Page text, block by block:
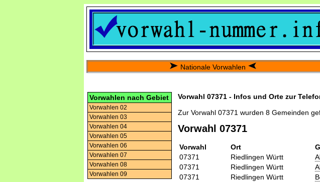
Nationale Vorwahlen
Vorwahlen nach Gebiet
Vorwahlen 02
Vorwahlen 03
Vorwahlen 04
Vorwahlen 05
Vorwahlen 06
Vorwahlen 07
Vorwahlen 08
Vorwahlen 09
Vorwahl 07371 - Infos und Orte zur
Zur Vorwahl 07371 wurden 8 Gemeinden
Vorwahl 07371
Vorwahl Ort
07371
Riedlingen Württ
07371
Riedlingen Württ
07371
Riedlingen Württ